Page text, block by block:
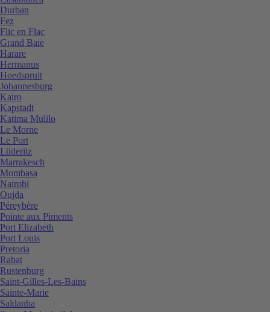
Durban
Fez
Flic en Flac
Grand Baie
Harare
Hermanus
Hoedspruit
Johannesburg
Kairo
Kapstadt
Katima Mulilo
Le Morne
Le Port
Lüderitz
Marrakesch
Mombasa
Nairobi
Oujda
Péreybère
Pointe aux Piments
Port Elizabeth
Port Louis
Pretoria
Rabat
Rustenburg
Saint-Gilles-Les-Bains
Sainte-Marie
Saldanha